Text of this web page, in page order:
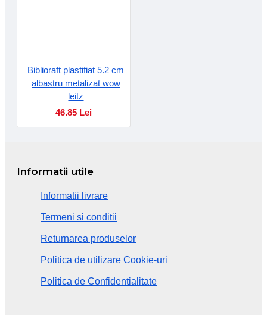
Biblioraft plastifiat 5.2 cm
albastru metalizat wow
leitz
46.85 Lei
Informatii utile
Informatii livrare
Termeni si conditii
Returnarea produselor
Politica de utilizare Cookie-uri
Politica de Confidentialitate